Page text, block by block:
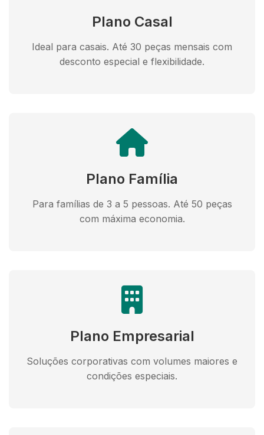
Plano Casal
Ideal para casais. Até 30 peças mensais com
desconto especial e flexibilidade.
Plano Família
Para famílias de 3 a 5 pessoas. Até 50 peças
com máxima economia.
Plano Empresarial
Soluções corporativas com volumes maiores e
condições especiais.